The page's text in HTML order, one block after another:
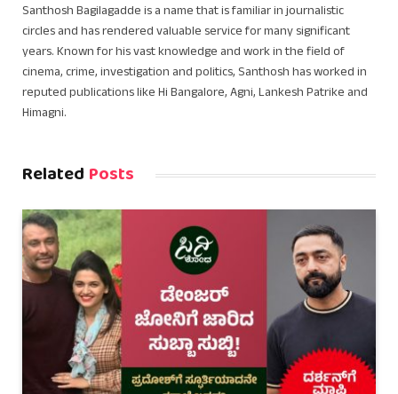
Santhosh Bagilagadde is a name that is familiar in journalistic
circles and has rendered valuable service for many significant
years. Known for his vast knowledge and work in the field of
cinema, crime, investigation and politics, Santhosh has worked in
reputed publications like Hi Bangalore, Agni, Lankesh Patrike and
Himagni.
Related Posts